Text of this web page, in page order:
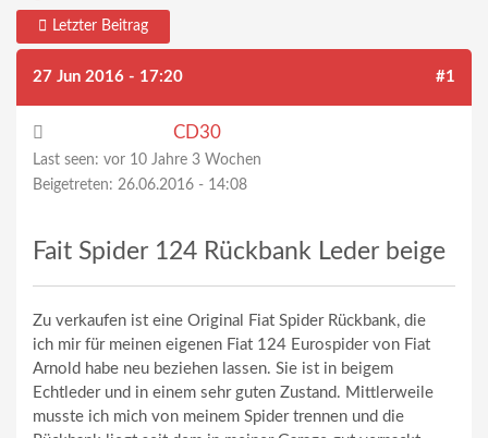
Letzter Beitrag
27 Jun 2016 - 17:20 #1
CD30
Last seen: vor 10 Jahre 3 Wochen
Beigetreten: 26.06.2016 - 14:08
Fait Spider 124 Rückbank Leder beige
Zu verkaufen ist eine Original Fiat Spider Rückbank, die
ich mir für meinen eigenen Fiat 124 Eurospider von Fiat
Arnold habe neu beziehen lassen. Sie ist in beigem
Echtleder und in einem sehr guten Zustand. Mittlerweile
musste ich mich von meinem Spider trennen und die